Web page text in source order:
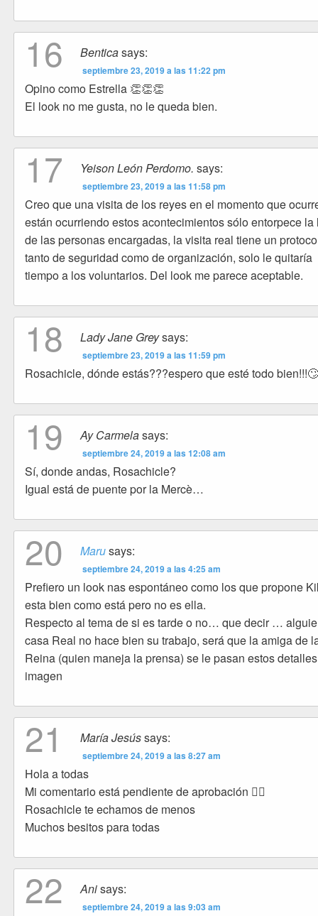
16 Benticasays:
septiembre 23, 2019 a las 11:22 pm
Opino como Estrella 👏👏👏
El look no me gusta, no le queda bien.
17 Yeison León Perdomo. says:
septiembre 23, 2019 a las 11:58 pm
Creo que una visita de los reyes en el momento que
están ocurriendo estos acontecimientos sólo entorpece la
de las personas encargadas, la visita real tiene un
tanto de seguridad como de organización, solo le quitaría
tiempo a los voluntarios. Del look me parece aceptable.
18 Lady Jane Greysays:
septiembre 23, 2019 a las 11:59 pm
Rosachicle, dónde estás???espero que esté todo
19 Ay Carmelasays:
septiembre 24, 2019 a las 12:08 am
Sí, donde andas, Rosachicle?
Igual está de puente por la Mercè…
20 Marusays:
septiembre 24, 2019 a las 4:25 am
Prefiero un look nas espontáneo como los que propone
esta bien como está pero no es ella.
Respecto al tema de si es tarde o no… que decir …
casa Real no hace bien su trabajo, será que la amiga de
Reina (quien maneja la prensa) se le pasan estos
imagen
21 María Jesússays:
septiembre 24, 2019 a las 8:27 am
Hola a todas
Mi comentario está pendiente de aprobación 🤷‍♀️
Rosachicle te echamos de menos
Muchos besitos para todas
22 Anisays:
septiembre 24, 2019 a las 9:03 am